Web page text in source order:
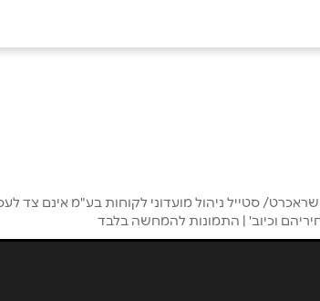
ירושלים
מודיעין
קניון עזריאלי מודיעין
סטייל ניהול מועדוני לקוחות בע"מ אינם צד
וכיוב' | התמונות להמחשה בלבד